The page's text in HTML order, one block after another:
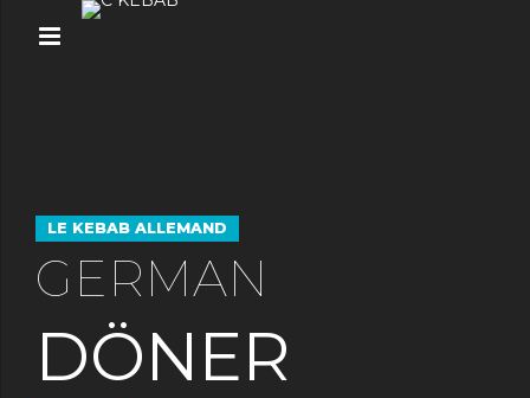
LE KEBAB ALLEMAND
GERMAN
DÖNER